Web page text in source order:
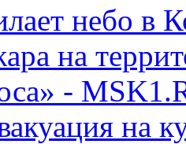
небо в
на
-
на